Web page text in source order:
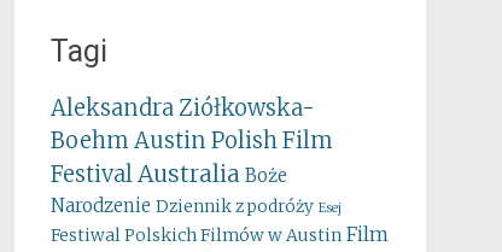
Tagi
Aleksandra Ziółkowska-
Boehm Austin Polish Film
FestivalAustralia Boże
Narodzenie Dziennik z podróży Esej
Festiwal Polskich Filmów w Austin Film